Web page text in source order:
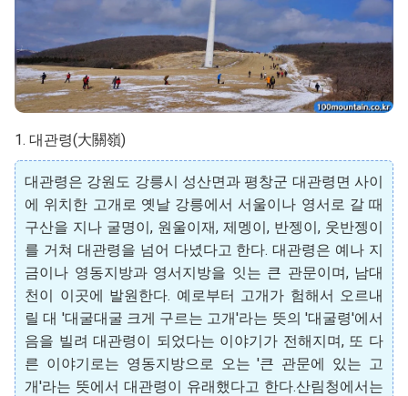
1. 대관령(大關嶺)
대관령은 강원도 강릉시 성산면과 평창군 대관령면 사이
에 위치한 고개로 옛날 강릉에서 서울이나 영서로 갈 때
구산을 지나 굴명이, 원울이재, 제멩이, 반젱이, 웃반젱이
를 거쳐 대관령을 넘어 다녔다고 한다. 대관령은 예나 지
금이나 영동지방과 영서지방을 잇는 큰 관문이며, 남대
천이 이곳에 발원한다. 예로부터 고개가 험해서 오르내
릴 대 '대굴대굴 크게 구르는 고개'라는 뜻의 '대굴령'에서
음을 빌려 대관령이 되었다는 이야기가 전해지며, 또 다
른 이야기로는 영동지방으로 오는 '큰 관문에 있는 고
개'라는 뜻에서 대관령이 유래했다고 한다.산림청에서는